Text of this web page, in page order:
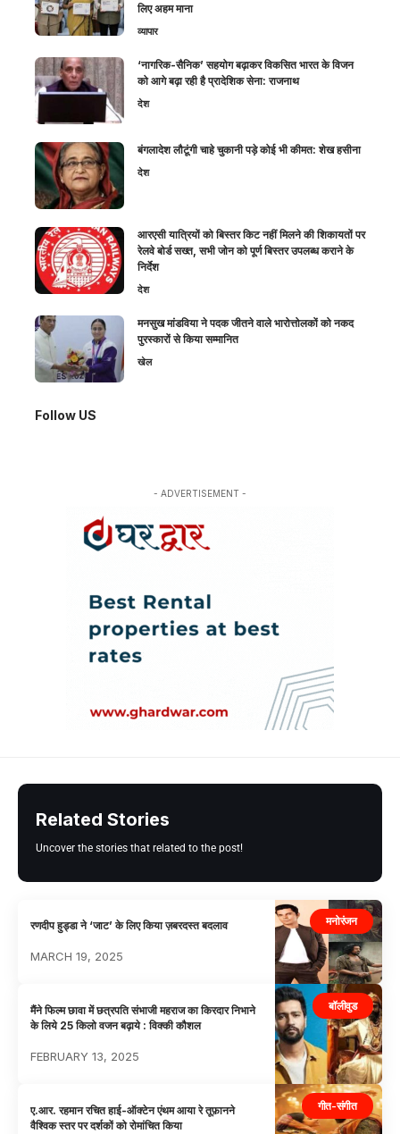
लिए अहम माना
व्यापार
‘नागरिक-सैनिक’ सहयोग बढ़ाकर विकसित भारत के विजन
को आगे बढ़ा रही है प्रादेशिक सेना: राजनाथ
देश
बंगलादेश लौटूंगी चाहे चुकानी पड़े कोई भी कीमत: शेख हसीना
देश
आरएसी यात्रियों को बिस्तर किट नहीं मिलने की शिकायतों पर
रेलवे बोर्ड सख्त, सभी जोन को पूर्ण बिस्तर उपलब्ध कराने के
निर्देश
देश
मनसुख मांडविया ने पदक जीतने वाले भारोत्तोलकों को नकद
पुरस्कारों से किया सम्मानित
खेल
Follow US
- ADVERTISEMENT -
Related Stories
Uncover the stories that related to the post!
मनोरंजन
रणदीप हुड्डा ने ‘जाट’ के लिए किया ज़बरदस्त बदलाव
MARCH 19, 2025
बॉलीवुड
मैंने फिल्म छावा में छत्रपति संभाजी महराज का किरदार निभाने
के लिये 25 किलो वजन बढ़ाये : विक्की कौशल
FEBRUARY 13, 2025
गीत-संगीत
ए.आर. रहमान रचित हाई-ऑक्टेन एंथम आया रे तूफ़ानने
वैश्विक स्तर पर दर्शकों को रोमांचित किया